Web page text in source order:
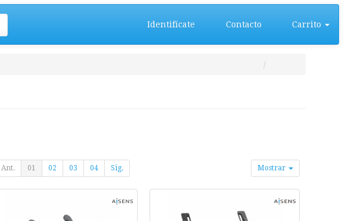
Identifícate Contacto Carrito
Ant. 01 02 03 04 Sig. Mostrar